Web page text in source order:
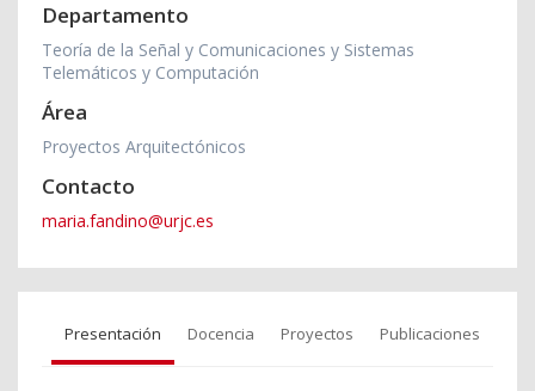
Departamento
Teoría de la Señal y Comunicaciones y Sistemas
Telemáticos y Computación
Área
Proyectos Arquitectónicos
Contacto
maria.fandino@urjc.es
Presentación Docencia Proyectos Publicaciones